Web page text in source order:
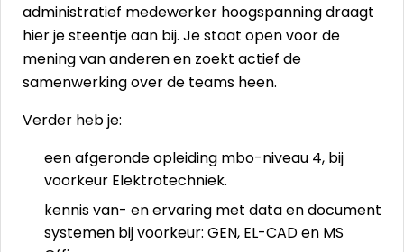
administratief medewerker hoogspanning draagt
hier je steentje aan bij. Je staat open voor de
mening van anderen en zoekt actief de
samenwerking over de teams heen.
Verder heb je:
een afgeronde opleiding mbo-niveau 4, bij
voorkeur Elektrotechniek.
kennis van- en ervaring met data en document
systemen bij voorkeur: GEN, EL-CAD en MS